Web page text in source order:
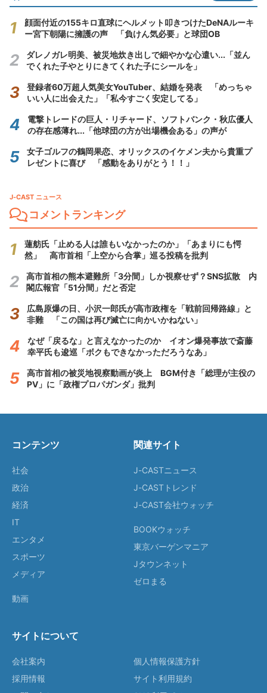
顔面付近の155キロ直球にヘルメット叩きつけたDeNAルーキ
ー宮下朝陽に擁護の声 「負けん気必要」と球団OB
ダレノガレ明美、被災地炊き出しで細やかな心遣い...「並ん
でくれた子やとりにきてくれた子にシールを」
登録者60万超人気美女YouTuber、結婚を発表 「めっちゃ
いい人に出会えた」「私今すごく安定してる」
電撃トレードの巨人・リチャード、ソフトバンク・秋広優人
の存在感薄れ...「他球団の方が出場機会ある」の声が
女子ゴルフの鶴岡果恋、オリックスのイケメン夫から貴重プ
レゼントに喜び 「感動をありがとう！！」
J-CAST ニュース
コメントランキング
蓮舫氏「止める人は誰もいなかったのか」「あまりにも愕
然」 高市首相「上空から合掌」巡る投稿を批判
高市首相の熊本避難所「3分間」しか視察せず？SNS拡散 内
閣広報官「51分間」だと否定
広島原爆の日、小沢一郎氏が高市政権を「戦前回帰路線」と
非難 「この国は再び滅亡に向かいかねない」
なぜ「戻るな」と言えなかったのか イオン爆発事故で斎藤
幸平氏も逡巡「ボクもできなかっただろうなあ」
高市首相の被災地視察動画が炎上 BGM付き「総理が主役の
PV」に「政権プロパガンダ」批判
コンテンツ
社会
政治
経済
IT
エンタメ
スポーツ
メディア
動画
関連サイト
J-CASTニュース
J-CASTトレンド
J-CAST会社ウォッチ
BOOKウォッチ
東京バーゲンマニア
Jタウンネット
ゼロまる
サイトについて
会社案内
採用情報
個人情報保護方針
サイト利用規約